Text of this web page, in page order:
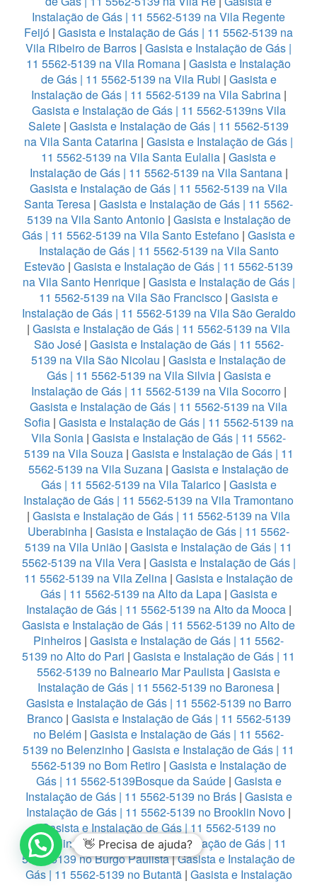
Instalação de Gás | 11 5562-5139 na Vila Regente
Feijó | Gasista e Instalação de Gás | 11 5562-5139 na
Vila Ribeiro de Barros | Gasista e Instalação de Gás |
11 5562-5139 na Vila Romana | Gasista e Instalação
de Gás | 11 5562-5139 na Vila Rubi | Gasista e
Instalação de Gás | 11 5562-5139 na Vila Sabrina|
Gasista e Instalação de Gás | 11 5562-5139ns Vila
Salete | Gasista e Instalação de Gás | 11 5562-5139
na Vila Santa Catarina | Gasista e Instalação de Gás |
11 5562-5139 na Vila Santa Eulalia | Gasista e
Instalação de Gás | 11 5562-5139 na Vila Santana|
Gasista e Instalação de Gás | 11 5562-5139 na Vila
Santa Teresa | Gasista e Instalação de Gás | 11 5562-
5139 na Vila Santo Antonio| Gasista e Instalação de
Gás | 11 5562-5139 na Vila Santo Estefano | Gasista e
Instalação de Gás | 11 5562-5139 na Vila Santo
Estevão | Gasista e Instalação de Gás | 11 5562-5139
na Vila Santo Henrique| Gasista e Instalação de Gás |
11 5562-5139 na Vila São Francisco | Gasista e
Instalação de Gás | 11 5562-5139 na Vila São Geraldo
| Gasista e Instalação de Gás | 11 5562-5139 na Vila
São José| Gasista e Instalação de Gás | 11 5562-
5139 na Vila São Nicolau | Gasista e Instalação de
Gás | 11 5562-5139 na Vila Silvia| Gasista e
Instalação de Gás | 11 5562-5139 na Vila Socorro|
Gasista e Instalação de Gás | 11 5562-5139 na Vila
Sofia| Gasista e Instalação de Gás | 11 5562-5139 na
Vila Sonia | Gasista e Instalação de Gás | 11 5562-
5139 na Vila Souza| Gasista e Instalação de Gás | 11
5562-5139 na Vila Suzana | Gasista e Instalação de
Gás | 11 5562-5139 na Vila Talarico| Gasista e
Instalação de Gás | 11 5562-5139 na Vila Tramontano
| Gasista e Instalação de Gás | 11 5562-5139 na Vila
Uberabinha | Gasista e Instalação de Gás | 11 5562-
5139 na Vila União | Gasista e Instalação de Gás | 11
5562-5139 na Vila Vera| Gasista e Instalação de Gás |
11 5562-5139 na Vila Zelina | Gasista e Instalação de
Gás | 11 5562-5139 na Alto da Lapa| Gasista e
Instalação de Gás | 11 5562-5139 na Alto da Mooca|
Gasista e Instalação de Gás | 11 5562-5139 no Alto de
Pinheiros | Gasista e Instalação de Gás | 11 5562-
5139 no Alto do Pari | Gasista e Instalação de Gás | 11
5562-5139 no Balneario Mar Paulista | Gasista e
Instalação de Gás | 11 5562-5139 no Baronesa |
Gasista e Instalação de Gás | 11 5562-5139 no Barro
Branco| Gasista e Instalação de Gás | 11 5562-5139
no Belém | Gasista e Instalação de Gás | 11 5562-
5139 no Belenzinho | Gasista e Instalação de Gás | 11
5562-5139 no Bom Retiro| Gasista e Instalação de
Gás | 11 5562-5139Bosque da Saúde| Gasista e
Instalação de Gás | 11 5562-5139 no Brás| Gasista e
Instalação de Gás | 11 5562-5139 no Brooklin Novo |
Gasista e Instalação de Gás | 11 5562-5139 no
Brooklin Paulista|Gasista e Instalação de Gás | 11
5562-5139 no Burgo Paulista|Gasista e Instalação de
Gás | 11 5562-5139 no Butantã| Gasista e Instalação
👋 Precisa de ajuda?